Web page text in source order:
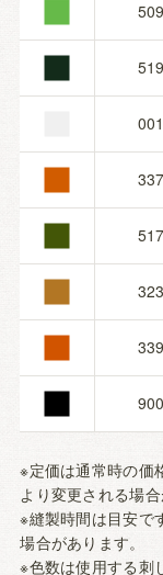
509
■ 519
■ 001
■ 337
■ 517
■ 323
■ 339
■ 900
※定価は通常時の価
より変更される場合
※縫製時間は目安で
場合があります。
※色数は使用する刺